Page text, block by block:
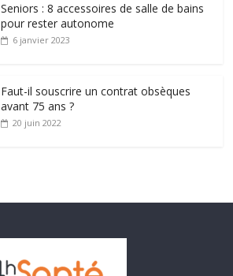
Seniors : 8 accessoires de salle de bains
pour rester autonome
6 janvier 2023
Faut-il souscrire un contrat obsèques
avant 75 ans ?
20 juin 2022